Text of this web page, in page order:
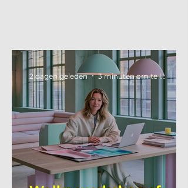
2 dagen geleden 3 minuten om te lezen